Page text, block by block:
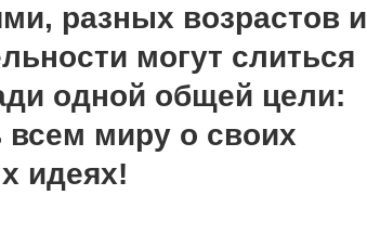
разных возрастов и
могут слиться
одной общей цели:
всем миру о своих
идеях!